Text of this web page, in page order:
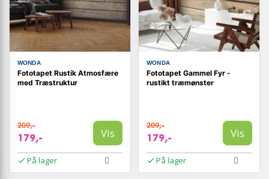
WONDA
Fototapet Rustik Atmosfære
med Træstruktur
209,-
179,- Vis
På lager
WONDA
Fototapet Gammel Fyr -
rustikt træmønster
209,-
179,- Vis
På lager